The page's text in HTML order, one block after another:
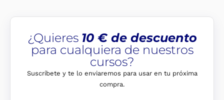
¿Quieres 10 € de descuento
para cualquiera de nuestros
cursos?
Suscríbete y te lo enviaremos para usar en tu próxima
compra.